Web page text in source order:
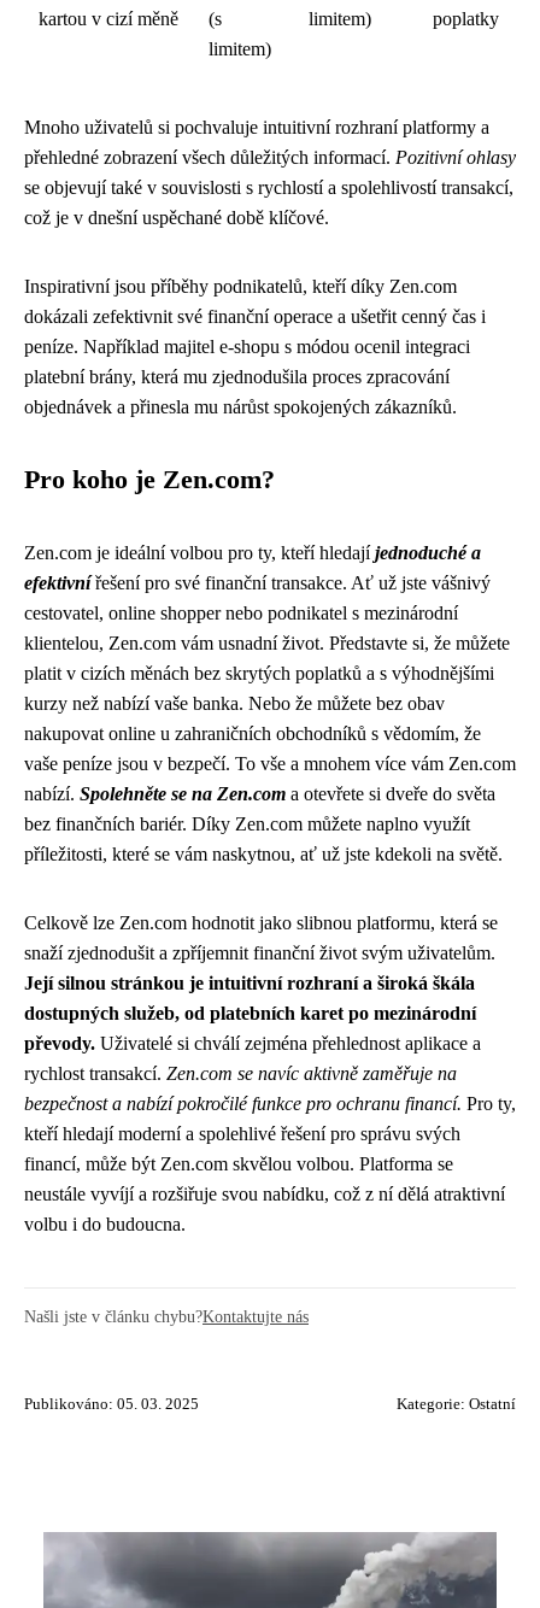
kartou v cizí měně
(s
limitem)
limitem)
poplatky
Mnoho uživatelů si pochvaluje intuitivní rozhraní platformy a
přehledné zobrazení všech důležitých informací. Pozitivní ohlasy
se objevují také v souvislosti s rychlostí a spolehlivostí transakcí,
což je v dnešní uspěchané době klíčové.
Inspirativní jsou příběhy podnikatelů, kteří díky Zen.com
dokázali zefektivnit své finanční operace a ušetřit cenný čas i
peníze. Například majitel e-shopu s módou ocenil integraci
platební brány, která mu zjednodušila proces zpracování
objednávek a přinesla mu nárůst spokojených zákazníků.
Pro koho je Zen.com?
Zen.com je ideální volbou pro ty, kteří hledajíjednoduché a
efektivnířešení pro své finanční transakce. Ať už jste vášnivý
cestovatel, online shopper nebo podnikatel s mezinárodní
klientelou, Zen.com vám usnadní život. Představte si, že můžete
platit v cizích měnách bez skrytých poplatků a s výhodnějšími
kurzy než nabízí vaše banka. Nebo že můžete bez obav
nakupovat online u zahraničních obchodníků s vědomím, že
vaše peníze jsou v bezpečí. To vše a mnohem více vám Zen.com
nabízí. Spolehněte se na Zen.com a otevřete si dveře do světa
bez finančních bariér. Díky Zen.com můžete naplno využít
příležitosti, které se vám naskytnou, ať už jste kdekoli na světě.
Celkově lze Zen.com hodnotit jako slibnou platformu, která se
snaží zjednodušit a zpříjemnit finanční život svým uživatelům.
Její silnou stránkou je intuitivní rozhraní a široká škála
dostupných služeb, od platebních karet po mezinárodní
převody. Uživatelé si chválí zejména přehlednost aplikace a
rychlost transakcí. Zen.com se navíc aktivně zaměřuje na
bezpečnost a nabízí pokročilé funkce pro ochranu financí. Pro ty,
kteří hledají moderní a spolehlivé řešení pro správu svých
financí, může být Zen.com skvělou volbou. Platforma se
neustále vyvíjí a rozšiřuje svou nabídku, což z ní dělá atraktivní
volbu i do budoucna.
Našli jste v článku chybu?Kontaktujte nás
Publikováno: 05. 03. 2025 Kategorie: Ostatní